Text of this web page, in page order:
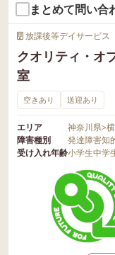
まとめて問い合
放課後等デイサービス
クオリティ・オ
室
空きあり 送迎あり
エリア 神奈川県>
障害種別
発達障害知
受け入れ年齢小学生中学